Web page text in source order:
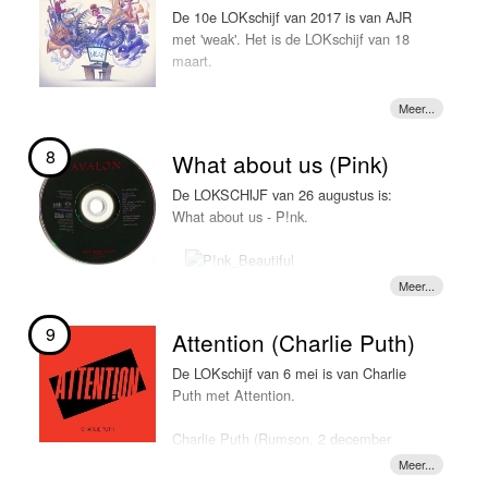
In 2017 werkt Jonas Blue samen met de
Australische zanger William Singe op de track
"Mama" dat deze week LOKSCHIJF is.
nu voorbij en dropt hij zijn nieuwe track
"Too good at goodbyes". En wat is 'ie
lekker hè? Het lijkt alsof Sam Smith
nooit is weggeweest. De track is weer
een echte tranentrekker, compleet met
De 10e LOKschijf van 2017 is van AJR
met 'weak'. Het is de LOKschijf van 18
maart.
8 What about us (Pink)
De LOKSCHIJF van 26 augustus is:
What about us - P!nk.
9 Attention (Charlie Puth)
De LOKschijf van 6 mei is van Charlie
Puth met Attention.
Charlie Puth (Rumson, 2 december
1991, is een Amerikaans zanger en